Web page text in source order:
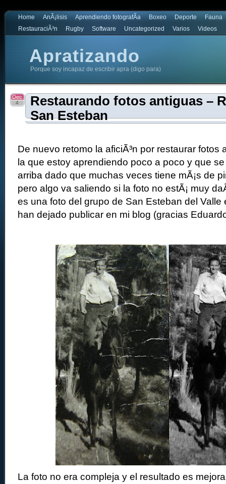
Home AnÃ¡lisis Aprendiendo fotografÃ­a Boxeo Deporte
Fauna
RestauraciÃ³n
Rugby Software Uncategorized Varios Videos
Apratizando
Porque soy incapaz de escribir apra (digo para)
Restaurando fotos antiguas –
San Esteban
Dec
4
De nuevo retomo la aficiÃ³n por restaurar fotos
la que estoy aprendiendo poco a poco y que
arriba dado que muchas veces tiene mÃ¡s de
pero algo va saliendo si la foto no estÃ¡ muy
es una foto del grupo de San Esteban del
han dejado publicar en mi blog (gracias
La foto no era compleja y el resultado es